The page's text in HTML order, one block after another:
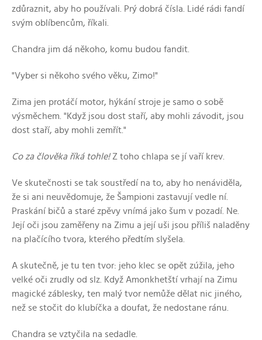
zdůraznit, aby ho používali. Prý dobrá čísla. Lidé rádi fandí
svým oblíbencům, říkali.
Chandra jim dá někoho, komu budou fandit.
"Vyber si někoho svého věku, Zimo!"
Zima jen protáčí motor, hýkání stroje je samo o sobě
výsměchem. "Když jsou dost staří, aby mohli závodit, jsou
dost staří, aby mohli zemřít."
Co za člověka říká tohle!Z toho chlapa se jí vaří krev.
Ve skutečnosti se tak soustředí na to, aby ho nenáviděla,
že si ani neuvědomuje, že Šampioni zastavují vedle ní.
Praskání bičů a staré zpěvy vnímá jako šum v pozadí. Ne.
Její oči jsou zaměřeny na Zimu a její uši jsou příliš naladěny
na plačícího tvora, kterého předtím slyšela.
A skutečně, je tu ten tvor: jeho klec se opět zúžila, jeho
velké oči zrudly od slz. Když Amonkhetští vrhají na Zimu
magické záblesky, ten malý tvor nemůže dělat nic jiného,
než se stočit do klubíčka a doufat, že nedostane ránu.
Chandra se vztyčila na sedadle.